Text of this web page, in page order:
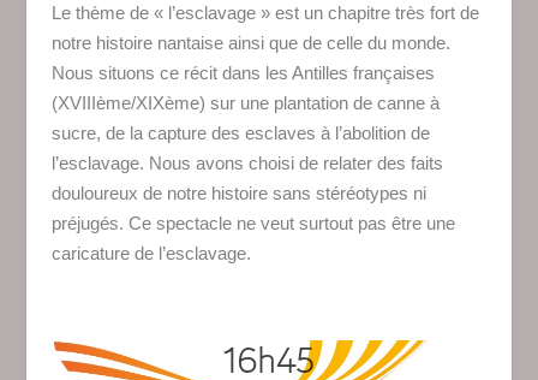
Le thème de « l’esclavage » est un chapitre très fort de
notre histoire nantaise ainsi que de celle du monde.
Nous situons ce récit dans les Antilles françaises
(XVIIIème/XIXème) sur une plantation de canne à
sucre, de la capture des esclaves à l’abolition de
l’esclavage. Nous avons choisi de relater des faits
douloureux de notre histoire sans stéréotypes ni
préjugés. Ce spectacle ne veut surtout pas être une
caricature de l’esclavage.
16h45